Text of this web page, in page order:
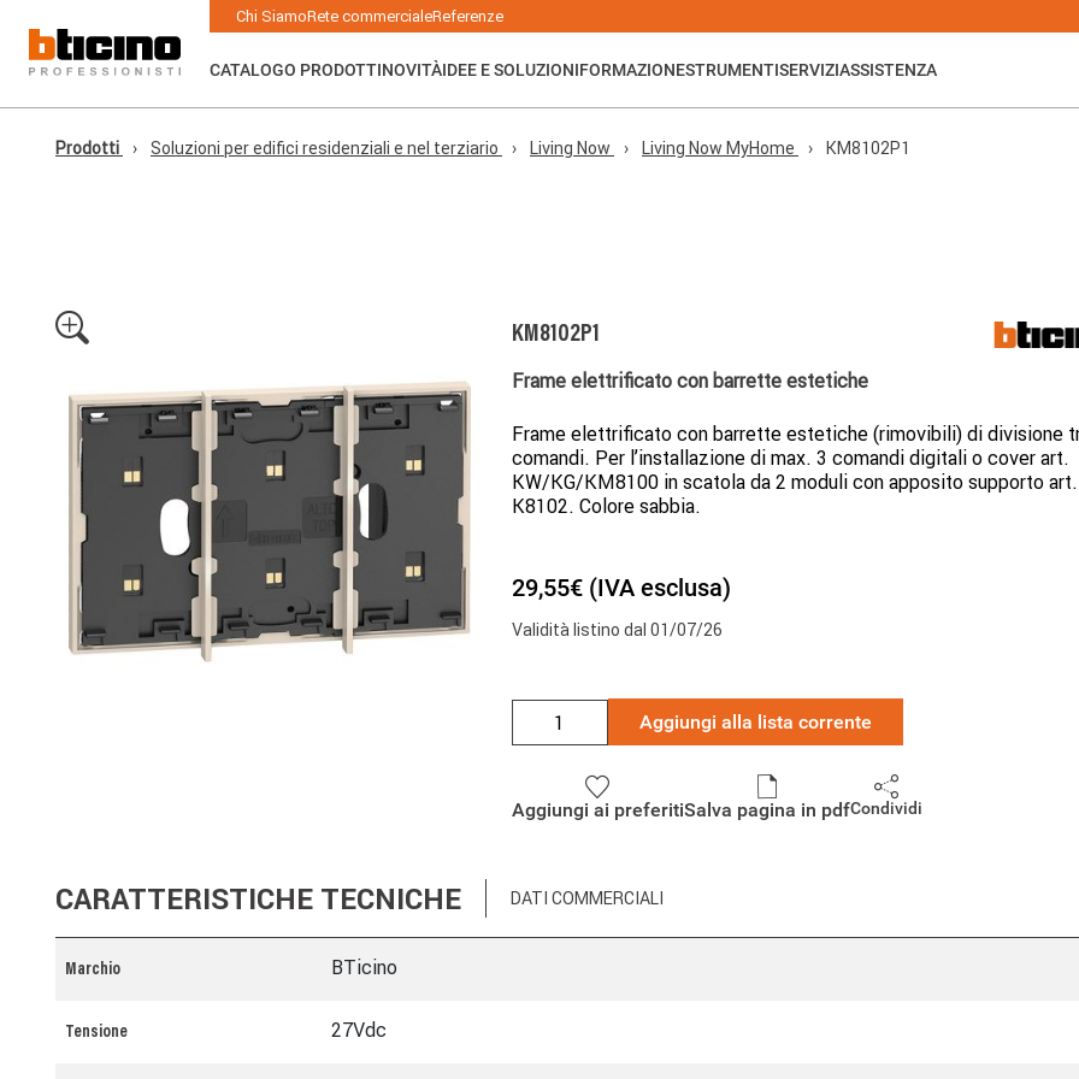
Chi SiamoRete commercialeReferenze
CATALOGO PRODOTTINOVITÀIDEE E SOLUZIONIFORMAZIONESTRUMENTISERVIZIASSISTENZA
Prodotti Soluzioni per edifici residenziali e nel terziario Living Now Living Now MyHome KM8102P1
KM8102P1
Frame elettrificato con barrette estetiche
Frame elettrificato con barrette estetiche (rimovibili) di divisione
comandi. Per l’installazione di max. 3 comandi digitali o cover art.
KW/KG/KM8100 in scatola da 2 moduli con apposito supporto art.
K8102. Colore sabbia.
29,55€ (IVA esclusa)
Validità listino dal 01/07/26
Aggiungi alla lista corrente
Aggiungi ai preferitiSalva pagina in pdfCondividi
CARATTERISTICHE TECNICHE DATI COMMERCIALI
Marchio BTicino
Tensione 27Vdc